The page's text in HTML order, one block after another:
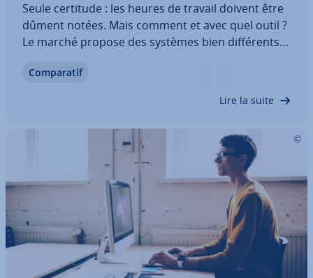
Seule certitude : les heures de travail doivent être
dûment notées. Mais comment et avec quel outil ?
Le marché propose des systèmes bien dif­fé­rents, à
Pourtant, le prix le plus avan­ta­geux et la plus vaste
Com­pa­ra­tif
Lire la suite